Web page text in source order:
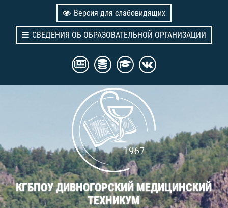
Версия для слабовидящих
СВЕДЕНИЯ ОБ ОБРАЗОВАТЕЛЬНОЙ ОРГАНИЗАЦИИ
КГБПОУ ДИВНОГОРСКИЙ МЕДИЦИНСКИЙ
ТЕХНИКУМ